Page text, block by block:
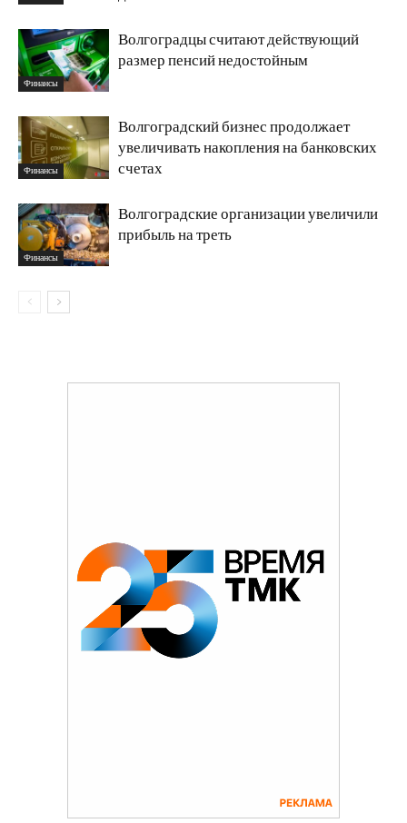
Финансы
Волгоградцы считают действующий
размер пенсий недостойным
Финансы
Волгоградский бизнес продолжает
увеличивать накопления на банковских
счетах
Финансы
Волгоградские организации увеличили
прибыль на треть